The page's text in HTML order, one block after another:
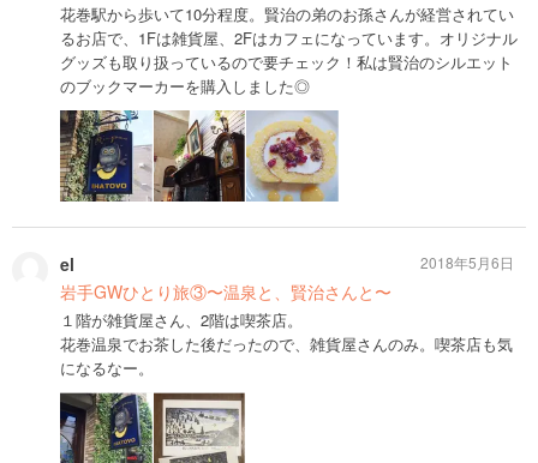
花巻駅から歩いて10分程度。賢治の弟のお孫さんが経営されてい
るお店で、1Fは雑貨屋、2Fはカフェになっています。オリジナル
グッズも取り扱っているので要チェック！私は賢治のシルエット
のブックマーカーを購入しました◎
el
岩手GWひとり旅③〜温泉と、賢治さんと〜
１階が雑貨屋さん、2階は喫茶店。
花巻温泉でお茶した後だったので、雑貨屋さんのみ。喫茶店も気
になるなー。
2018年5月6日